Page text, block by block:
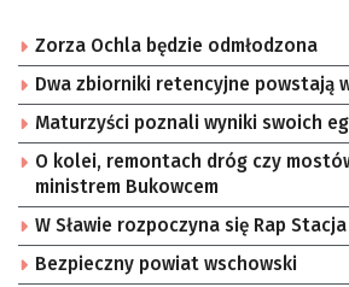
Zorza Ochla będzie odmłodzona
Dwa zbiorniki retencyjne powstają
Maturzyści poznali wyniki swoich
O kolei, remontach dróg czy
ministrem Bukowcem
W Sławie rozpoczyna się Rap Stacja
Bezpieczny powiat wschowski